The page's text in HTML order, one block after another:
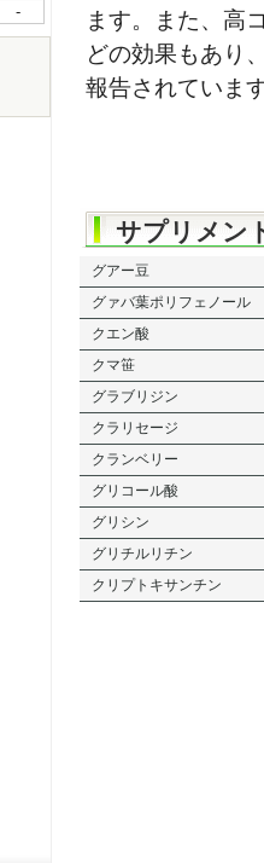
ます。また、高
どの効果もあり
報告されていま
サプリメ
グアー豆
グァバ葉ポリフェノール
クエン酸
クマ笹
グラブリジン
クラリセージ
クランベリー
グリコール酸
グリシン
グリチルリチン
クリプトキサンチン
-